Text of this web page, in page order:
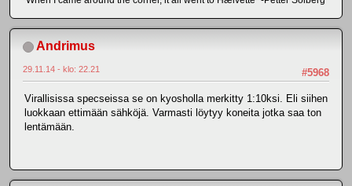
Andrimus
#5968
29.11.14 - klo: 22.21
Virallisissa specseissa se on kyosholla merkitty 1:10ksi. Eli siihen
luokkaan ettimään sähköjä. Varmasti löytyy koneita jotka saa ton
lentämään.